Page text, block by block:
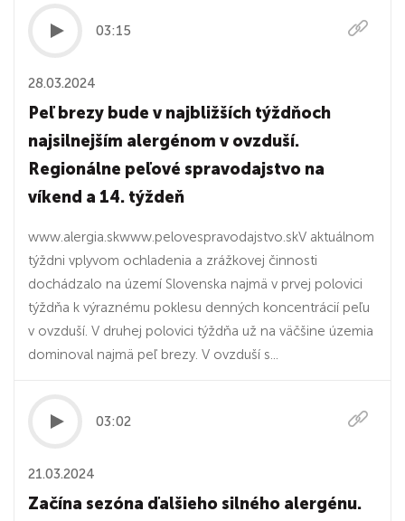
03:15
28.03.2024
Peľ brezy bude v najbližších týždňoch
najsilnejším alergénom v ovzduší.
Regionálne peľové spravodajstvo na
víkend a 14. týždeň
www.alergia.skwww.pelovespravodajstvo.skV aktuálnom
týždni vplyvom ochladenia a zrážkovej činnosti
dochádzalo na území Slovenska najmä v prvej polovici
týždňa k výraznému poklesu denných koncentrácií peľu
v ovzduší. V druhej polovici týždňa už na väčšine územia
dominoval najmä peľ brezy. V ovzduší s...
03:02
21.03.2024
Začína sezóna ďalšieho silného alergénu.